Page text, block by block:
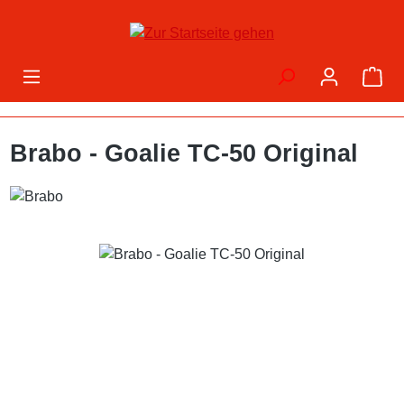
Zum Hauptinhalt springen
Brabo - Goalie TC-50 Original
Bildergalerie überspringen